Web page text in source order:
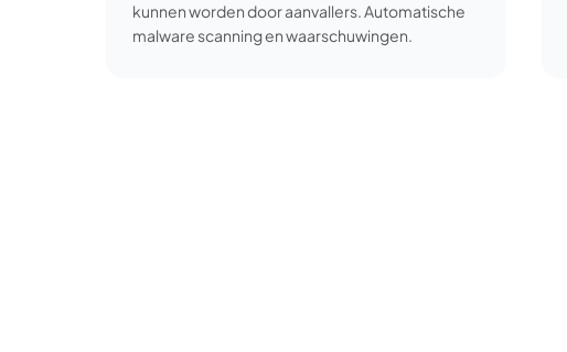
kunnen worden door aanvallers. Automatische
malware scanning en waarschuwingen.